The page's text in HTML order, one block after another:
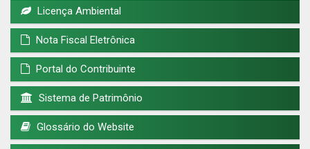
Licença Ambiental
Nota Fiscal Eletrônica
Portal do Contribuinte
Sistema de Patrimônio
Glossário do Website